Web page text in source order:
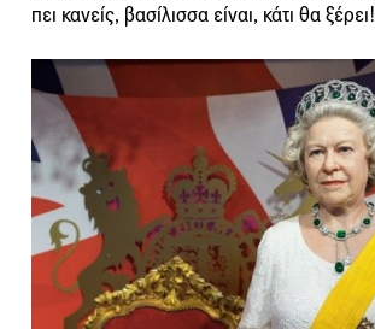
πει κανείς, βασίλισσα είναι, κάτι θα ξέρει!